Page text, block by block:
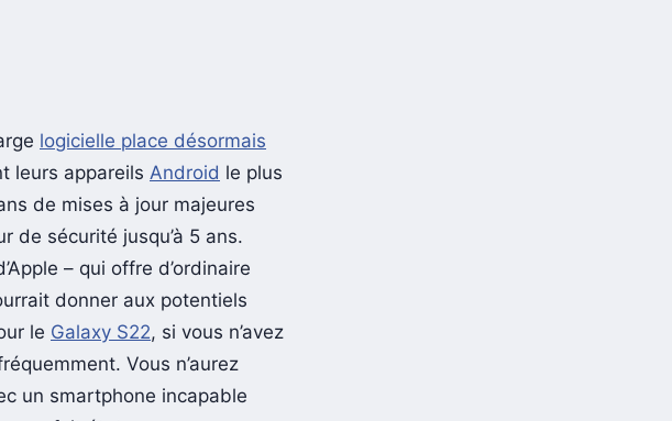
logicielle place désormais
leurs appareilsAndroidle plus
de mises à jour majeures
de sécurité jusqu’à 5 ans.
– qui offre d’ordinaire
donner aux potentiels
leGalaxy S22, si vous n’avez
Vous n’aurez